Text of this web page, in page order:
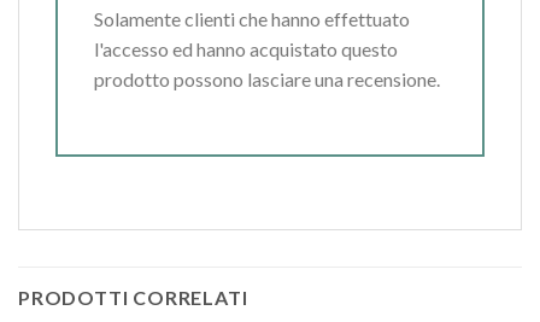
Solamente clienti che hanno effettuato
l'accesso ed hanno acquistato questo
prodotto possono lasciare una recensione.
PRODOTTI CORRELATI